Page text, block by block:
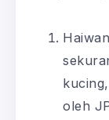
oleh